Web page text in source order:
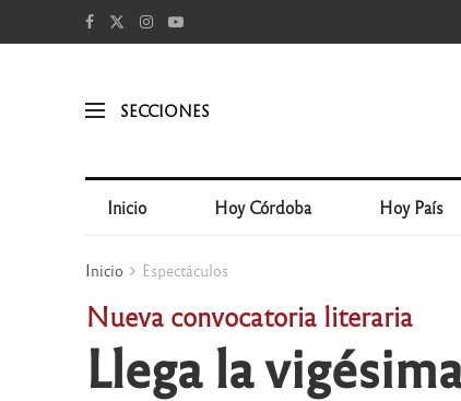
SECCIONES
Inicio Hoy Córdoba Hoy País
Inicio Espectáculos
Nueva convocatoria literaria
Llega la